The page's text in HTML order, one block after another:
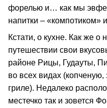
форелью и… как мы
напитки – «компотиком»
Кстати, о кухне. Как же о
путешествии свои
районе Рицы, Гудауты,
во всех видах
гриле). Недалеко
местечко так и зовется